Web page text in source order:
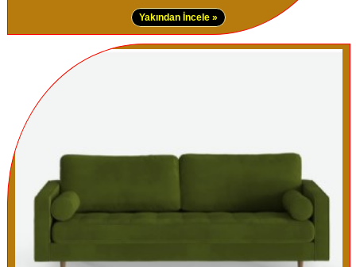
Yakından İncele »